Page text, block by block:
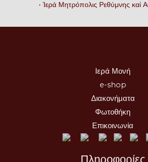
• Ἱερά Μητρόπολις Ρεθύμνης καί
Ιερά Μονή
e-shop
Διακονήματα
Φωτοθήκη
Επικοινωνία
Πληροφορίες